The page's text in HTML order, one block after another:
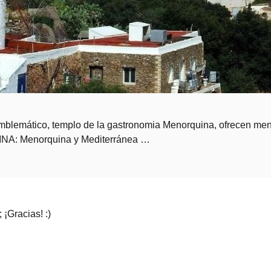
templo de la gastronomia Menorquina, ofrecen
Menorquina y Mediterránea …
:)